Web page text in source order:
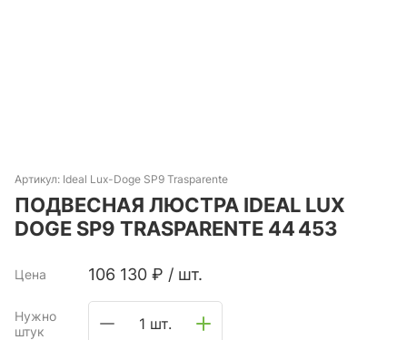
Артикул: Ideal Lux-Doge SP9 Trasparente
ПОДВЕСНАЯ ЛЮСТРА IDEAL LUX
DOGE SP9 TRASPARENTE 44 453
Цена 106 130 ₽ / шт.
Нужно
штук
1 шт.